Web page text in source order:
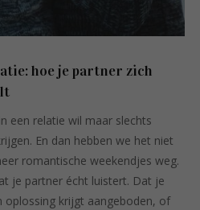
hoe je partner zich
een relatie wil maar slechts
En dan hebben we het niet
romantische weekendjes weg.
je partner écht luistert. Dat je
oplossing krijgt aangeboden, of